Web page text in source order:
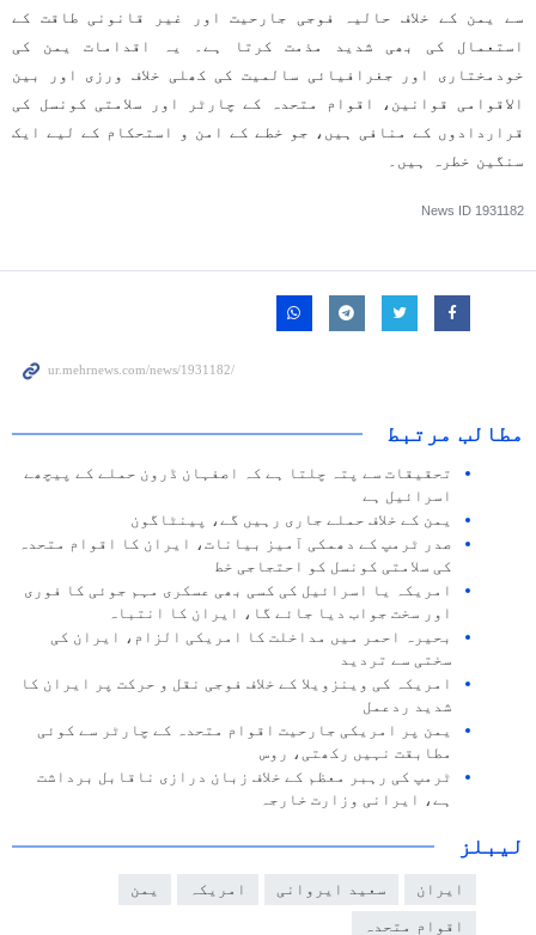
سے یمن کے خلاف حالیہ فوجی جارحیت اور غیر قانونی طاقت کے
استعمال کی بھی شدید مذمت کرتا ہے۔ یہ اقدامات یمن کی
خودمختاری اور جغرافیائی سالمیت کی کھلی خلاف ورزی اور بین
الاقوامی قوانین، اقوام متحدہ کے چارٹر اور سلامتی کونسل کی
قراردادوں کے منافی ہیں، جو خطے کے امن و استحکام کے لیے ایک
سنگین خطرہ ہیں۔
News ID 1931182
مطالب مرتبط
تحقیقات سے پتہ چلتا ہے کہ اصفہان ڈرون حملے کے پیچھے
اسرائیل ہے
یمن کے خلاف حملے جاری رہیں گے، پینٹاگون
صدر ٹرمپ کے دھمکی آمیز بیانات، ایران کا اقوام متحدہ
کی سلامتی کونسل کو احتجاجی خط
امریکہ یا اسرائیل کی کسی بھی عسکری مہم جوئی کا فوری
اور سخت جواب دیا جائے گا، ایران کا انتباہ
بحیرہ احمر میں مداخلت کا امریکی الزام، ایران کی
سختی سے تردید
امریکہ کی وینزویلا کے خلاف فوجی نقل و حرکت پر ایران کا
شدید ردعمل
یمن پر امریکی جارحیت اقوام متحدہ کے چارٹر سے کوئی
مطابقت نہیں رکھتی، روس
ٹرمپ کی رہبر معظم کے خلاف زبان درازی ناقابل برداشت
ہے، ایرانی وزارت خارجہ
لیبلز
ایران سعید ایروانی امریکہ یمن
اقوام متحدہ